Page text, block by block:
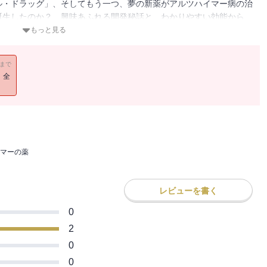
ドラッグ」、そしてもう一つ、夢の新薬がアルツハイマー病の治
したのか？ 興味あふれる開発秘話と、わかりやすい効能から、
ば「発毛か、精力維持か」あなたならどちらを優先させる？ 患
もっと見る
で
全
ーの薬
レビューを書く
0
2
0
0